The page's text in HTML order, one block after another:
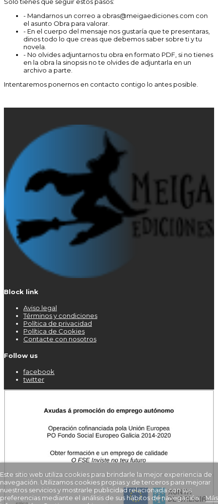
Este sitio web utiliza cookies para brindarle la mejor experiencia de
navegación. Utilizamos cookies propias y de terceros para mejorar
nuestros servicios y mostrarle publicidad relacionada con sus
preferencias mediante el análisis de sus hábitos de navegación. Más
- Mandarnos un correo a obras@meigaediciones.com con
el asunto Obra para valorar.
- En el cuerpo del mensaje nos gustaría que te presentaras,
dinos todo lo que creas que debemos saber sobre ti y tu
novela.
- No olvides adjuntarnos tu obra en formato PDF, si no tienes
en la obra la sinopsis no te olvides de adjuntarla en un
archivo a parte.
Intentaremos ponernos en contacto contigo lo antes posible.
Block link
Aviso legal
Términos y condiciones
Política de privacidad
Política de Cookies
Contacte con nosotros
Follow us
facebook
twitter